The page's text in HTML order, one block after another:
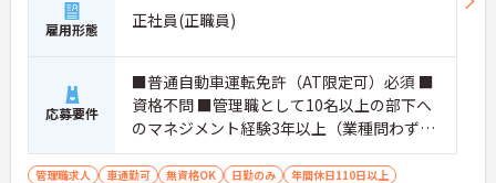
雇用形態 正社員(正職員)
応募要件
■普通自動車運転免許（AT限定可）必須 ■
資格不問 ■管理職として10名以上の部下へ
のマネジメント経験3年以上（業種問わず）
や売り上げなどの数字管理経験必須 ■入居
営業経験、入居相談員経験、施設管理業務
管理職求人 車通勤可 無資格OK 日勤のみ
年間休日110日以上